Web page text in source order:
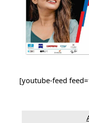
[youtube-feed